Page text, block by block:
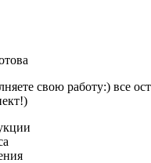
свою работу:) все